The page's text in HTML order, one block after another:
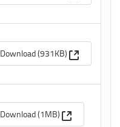
Download (931KB) (Apre una
Download (1MB) (Apre una